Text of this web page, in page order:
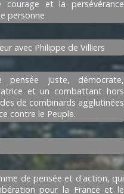
courage et la persévérance
personne
avec Philippe de Villiers
juste, démocrate,
et un combattant hors
de combinards agglutinées
contre le Peuple.
de pensée et d'action, qui
pour la France et le